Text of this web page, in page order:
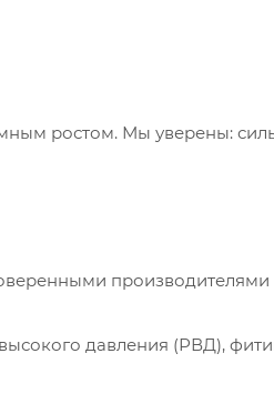
ростом. Мы уверены:
производителями
давления (РВД),